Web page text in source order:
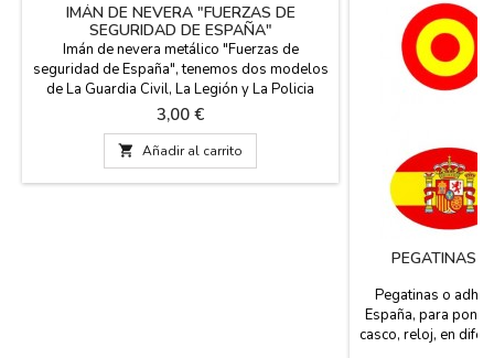
IMÁN DE NEVERA "FUERZAS DE
SEGURIDAD DE ESPAÑA"
Imán de nevera metálico "Fuerzas de
seguridad de España", tenemos dos modelos
de La Guardia Civil, La Legión y La Policia
Nacional. Medidas: 7 cm. de diámetro
aproximadamente.
Precio
3,00 €
 Añadir al carrito
PEGATINAS
Pegatinas o
España, para
casco, reloj, en